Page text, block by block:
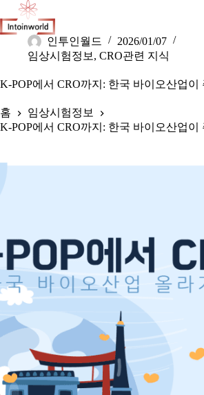
인투인월드
2026/01/07
임상시험정보 , CRO관련 지식
K-POP에서 CRO까지: 한국 바이오산업이
홈
임상시험정보
K-POP에서 CRO까지: 한국 바이오산업이